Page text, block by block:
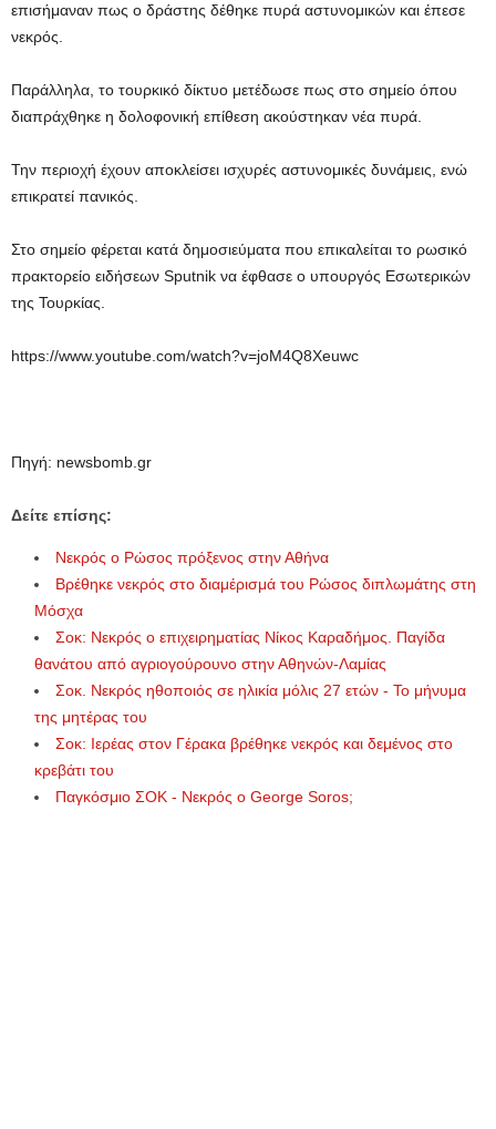
επισήμαναν πως ο δράστης δέθηκε πυρά αστυνομικών και έπεσε
νεκρός.
Παράλληλα, το τουρκικό δίκτυο μετέδωσε πως στο σημείο όπου
διαπράχθηκε η δολοφονική επίθεση ακούστηκαν νέα πυρά.
Την περιοχή έχουν αποκλείσει ισχυρές αστυνομικές δυνάμεις, ενώ
επικρατεί πανικός.
Στο σημείο φέρεται κατά δημοσιεύματα που επικαλείται το ρωσικό
πρακτορείο ειδήσεων Sputnik να έφθασε ο υπουργός Εσωτερικών
της Τουρκίας.
https://www.youtube.com/watch?v=joM4Q8Xeuwc
Πηγή: newsbomb.gr
Δείτε επίσης:
Νεκρός ο Ρώσος πρόξενος στην Αθήνα
Βρέθηκε νεκρός στο διαμέρισμά του Ρώσος διπλωμάτης στη
Μόσχα
Σοκ: Νεκρός ο επιχειρηματίας Νίκος Καραδήμος. Παγίδα
θανάτου από αγριογούρουνο στην Αθηνών-Λαμίας
Σοκ. Νεκρός ηθοποιός σε ηλικία μόλις 27 ετών - Το μήνυμα
της μητέρας του
Σοκ: Ιερέας στον Γέρακα βρέθηκε νεκρός και δεμένος στο
κρεβάτι του
Παγκόσμιο ΣΟΚ - Νεκρός ο George Soros;